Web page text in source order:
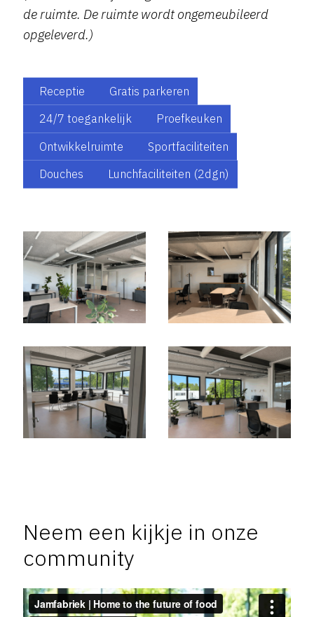
de ruimte. De ruimte wordt ongemeubileerd
opgeleverd.)
Receptie
Gratis parkeren
24/7 toegankelijk
Proefkeuken
Ontwikkelruimte
Sportfaciliteiten
Douches
Lunchfaciliteiten (2dgn)
Neem een kijkje in onze
community